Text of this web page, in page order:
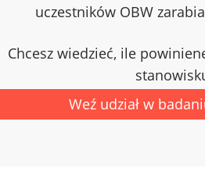
uczestników OBW
Chcesz wiedzieć, ile
Weź udział w